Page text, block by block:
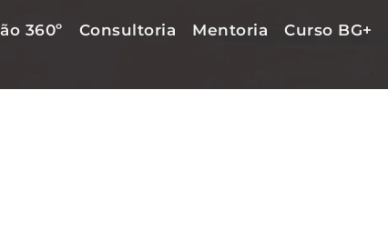
360º Consultoria Mentoria Curso BG+